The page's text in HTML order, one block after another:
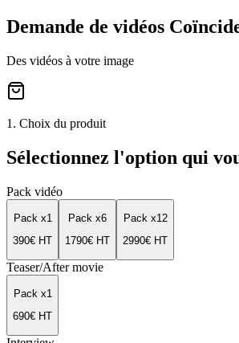
Demande de vidéos
Des vidéos à votre image
1. Choix du produit
Sélectionnez l'option qui
Pack vidéo
Pack x1
390€ HT
Pack x6
1790€ HT
Pack x12
2990€ HT
Teaser/After movie
Pack x1
690€ HT